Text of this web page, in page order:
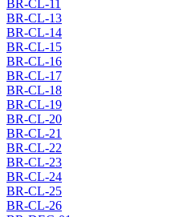
BR-CL-11
BR-CL-13
BR-CL-14
BR-CL-15
BR-CL-16
BR-CL-17
BR-CL-18
BR-CL-19
BR-CL-20
BR-CL-21
BR-CL-22
BR-CL-23
BR-CL-24
BR-CL-25
BR-CL-26